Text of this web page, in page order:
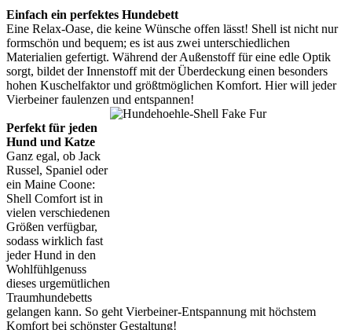
Einfach ein perfektes Hundebett
Eine Relax-Oase, die keine Wünsche offen lässt! Shell ist nicht nur
formschön und bequem; es ist aus zwei unterschiedlichen
Materialien gefertigt. Während der Außenstoff für eine edle Optik
sorgt, bildet der Innenstoff mit der Überdeckung einen besonders
hohen Kuschelfaktor und größtmöglichen Komfort. Hier will jeder
Vierbeiner faulenzen und entspannen!
Perfekt für jeden
Hund und Katze
Ganz egal, ob Jack
Russel, Spaniel oder
ein Maine Coone:
Shell Comfort ist in
vielen verschiedenen
Größen verfügbar,
sodass wirklich fast
jeder Hund in den
Wohlfühlgenuss
dieses urgemütlichen
Traumhundebetts
gelangen kann. So geht Vierbeiner-Entspannung mit höchstem
Komfort bei schönster Gestaltung!